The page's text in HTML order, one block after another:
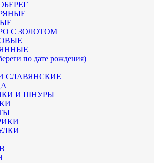
С ЗОЛОТОМ
по дате рождения)
СЛАВЯНСКИЕ
И ШНУРЫ